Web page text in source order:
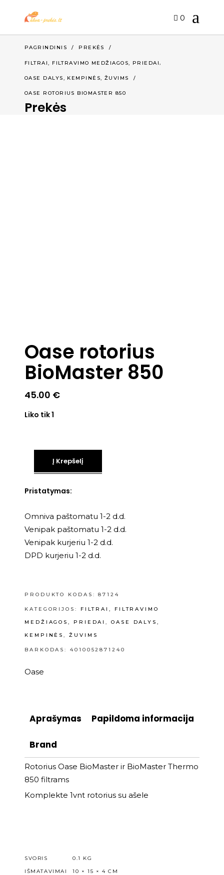
0
PAGRINDINIS / PREKĖS /
FILTRAI, FILTRAVIMO MEDŽIAGOS, PRIEDAI,
OASE DALYS, KEMPINĖS, ŽUVIMS /
OASE ROTORIUS BIOMASTER 850
Prekės
Oase rotorius
BioMaster 850
45.00 €
Liko tik 1
Į Krepšelį
Pristatymas:
Omniva paštomatu 1-2 d.d.
Venipak paštomatu 1-2 d.d.
Venipak kurjeriu 1-2 d.d.
DPD kurjeriu 1-2 d.d.
PRODUKTO KODAS:87124
KATEGORIJOS: FILTRAI, FILTRAVIMO
MEDŽIAGOS, PRIEDAI,OASE DALYS,
KEMPINĖS,ŽUVIMS
BARKODAS: 4010052871240
Oase
Aprašymas Papildoma informacija
Brand
Rotorius Oase BioMaster ir BioMaster Thermo
850 filtrams
Komplekte 1vnt rotorius su ašele
SVORIS
0.1 KG
IŠMATAVIMAI
10 × 15 × 4 CM